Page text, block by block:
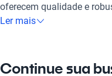
Tecnologia ao seu
Modelos Mais
oferecem qualidade e
Ler mais
Continue sua